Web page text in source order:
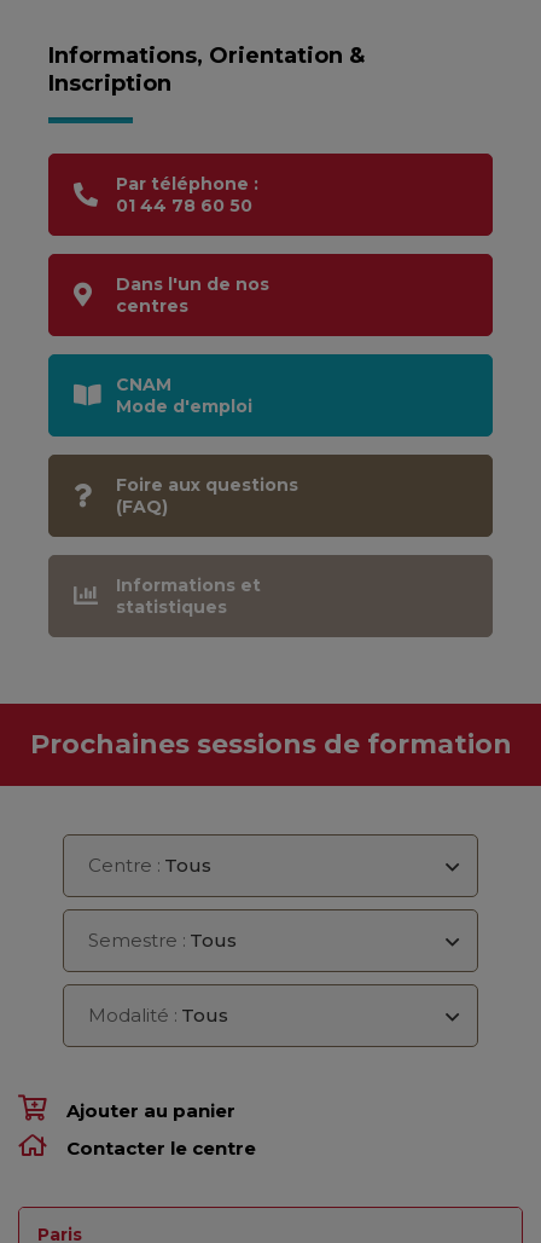
Informations, Orientation &
Inscription
Par téléphone :
01 44 78 60 50
Dans l'un de nos
centres
CNAM
Mode d'emploi
Foire aux questions
(FAQ)
Informations et
statistiques
Prochaines sessions de formation
Centre : Tous
Semestre : Tous
Modalité : Tous
Ajouter au panier
Contacter le centre
Paris